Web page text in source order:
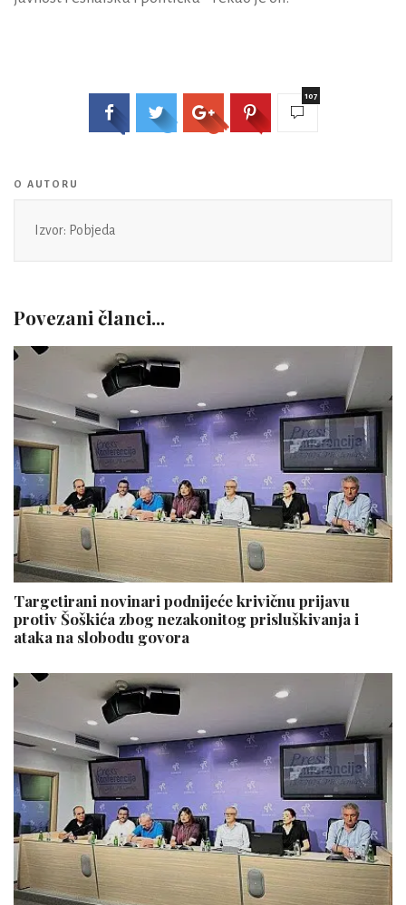
107
O AUTORU
Izvor: Pobjeda
Povezani članci...
Targetirani novinari podnijeće krivičnu prijavu
protiv Šoškića zbog nezakonitog prisluškivanja i
ataka na slobodu govora